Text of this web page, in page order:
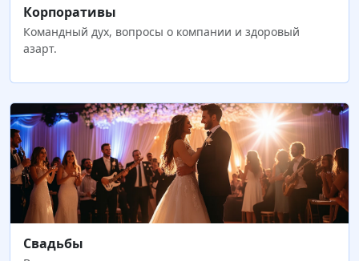
Корпоративы
Командный дух, вопросы о компании и здоровый
азарт.
Свадьбы